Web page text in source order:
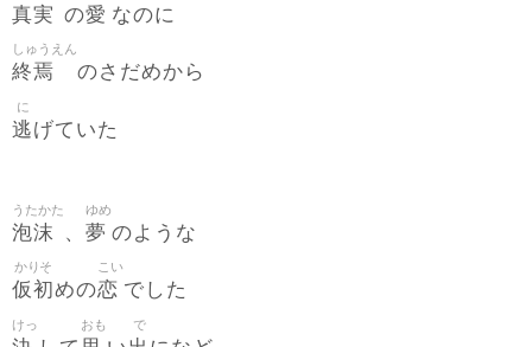
真実 の愛 なのに
終焉
しゅうえん
のさだめから
逃
に
げていた
泡沫
うたかた
、 夢
ゆめ
のような
仮初
かりそ
めの恋
こい
でした
けっ おも で